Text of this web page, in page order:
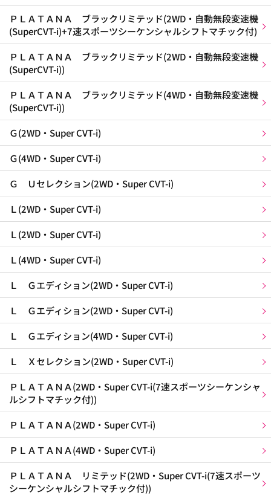
ＰＬＡＴＡＮＡ ブラックリミテッド(2WD・自動無段変速機
(SuperCVT-i)+7速スポーツシーケンシャルシフトマチック付)
ＰＬＡＴＡＮＡ ブラックリミテッド(2WD・自動無段変速機
(SuperCVT-i))
ＰＬＡＴＡＮＡ ブラックリミテッド(4WD・自動無段変速機
(SuperCVT-i))
Ｇ(2WD・Super CVT-i)
Ｇ(4WD・Super CVT-i)
Ｇ Ｕセレクション(2WD・Super CVT-i)
Ｌ(2WD・Super CVT-i)
Ｌ(2WD・Super CVT-i)
Ｌ(4WD・Super CVT-i)
Ｌ Ｇエディション(2WD・Super CVT-i)
Ｌ Ｇエディション(2WD・Super CVT-i)
Ｌ Ｇエディション(4WD・Super CVT-i)
Ｌ Ｘセレクション(2WD・Super CVT-i)
ＰＬＡＴＡＮＡ(2WD・Super CVT-i(7速スポーツシーケンシャ
ルシフトマチック付))
ＰＬＡＴＡＮＡ(2WD・Super CVT-i)
ＰＬＡＴＡＮＡ(4WD・Super CVT-i)
ＰＬＡＴＡＮＡ リミテッド(2WD・Super CVT-i(7速スポーツ
シーケンシャルシフトマチック付))